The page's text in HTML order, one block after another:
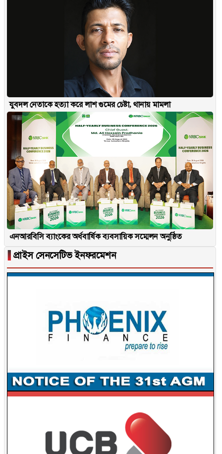
যুবদল নেতাকে হত্যা করে লাশ গুমের চেষ্টা, থানায় মামলা
এনআরবিসি ব্যাংকের অর্ধবার্ষিক ব্যবসায়িক সম্মেলন অনুষ্ঠিত
▐ প্রাইস সেনসেটিভ ইনফরমেশন